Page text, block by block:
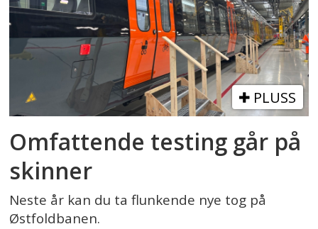
PLUSS
Omfattende testing går på
skinner
Neste år kan du ta flunkende nye tog på
Østfoldbanen.